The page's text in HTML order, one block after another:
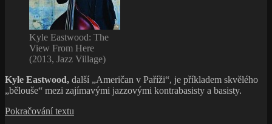
Kyle Eastwood: The
View From Here
(2013, Jazz Village)
Kyle Eastwood, další „Američan v Paříži“, je příkladem skvělého
„bělouše“ mezi zajímavými jazzovými kontrabasisty a basisty.
Pokračování textu